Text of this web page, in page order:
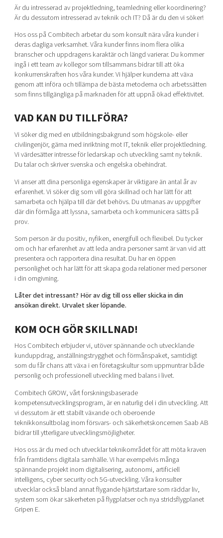
Current offers and activities
Locations
Är du intresserad av projektledning, teamledning eller koordinering?
Är du dessutom intresserad av teknik och IT? Då är du den vi söker!
Hos oss på Combitech arbetar du som konsult nära våra kunder i
deras dagliga verksamhet. Våra kunder finns inom flera olika
branscher och uppdragens karaktär och längd varierar. Du kommer
ingå i ett team av kollegor som tillsammans bidrar till att öka
konkurrenskraften hos våra kunder. Vi hjälper kunderna att växa
genom att införa och tillämpa de bästa metoderna och arbetssätten
som finns tillgängliga på marknaden för att uppnå ökad effektivitet.
VAD KAN DU TILLFÖRA?
Vi söker dig med en utbildningsbakgrund som högskole- eller
civilingenjör, gärna med inriktning mot IT, teknik eller projektledning.
Vi värdesätter intresse för ledarskap och utveckling samt ny teknik.
Du talar och skriver svenska och engelska obehindrat.
Vi anser att dina personliga egenskaper är viktigare än antal år av
erfarenhet. Vi söker dig som vill göra skillnad och har lätt för att
samarbeta och hjälpa till där det behövs. Du utmanas av uppgifter
där din förmåga att lyssna, samarbeta och kommunicera sätts på
prov.
Som person är du positiv, nyfiken, energifull och flexibel. Du tycker
om och har erfarenhet av att leda andra personer samt är van vid att
presentera och rapportera dina resultat. Du har en öppen
personlighet och har lätt för att skapa goda relationer med personer
i din omgivning.
Låter det intressant? Hör av dig till oss eller skicka in din
ansökan direkt. Urvalet sker löpande.
KOM OCH GÖR SKILLNAD!
Hos Combitech erbjuder vi, utöver spännande och utvecklande
kunduppdrag, anställningstrygghet och förmånspaket, samtidigt
som du får chans att växa i en företagskultur som uppmuntrar både
personlig och professionell utveckling med balans i livet.
Combitech GROW, vårt forskningsbaserade
kompetensutvecklingsprogram, är en naturlig del i din utveckling. Att
vi dessutom är ett stabilt växande och oberoende
teknikkonsultbolag inom försvars- och säkerhetskoncernen Saab AB
bidrar till ytterligare utvecklingsmöjligheter.
Hos oss är du med och utvecklar teknikområdet för att möta kraven
från framtidens digitala samhälle. Vi har exempelvis många
spännande projekt inom digitalisering, autonomi, artificiell
intelligens, cyber security och 5G-utveckling. Våra konsulter
utvecklar också bland annat flygande hjärtstartare som räddar liv,
system som ökar säkerheten på flygplatser och nya stridsflygplanet
Gripen E.